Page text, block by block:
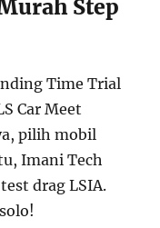
Step
Time Trial
Car Meet
pilih mobil
Imani Tech
drag LSIA.